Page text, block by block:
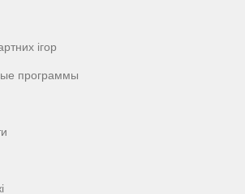
ігор
программы